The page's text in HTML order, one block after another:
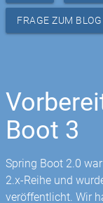
FRAGE ZUM
Boot 3
Spring Boot 2.0
2.x-Reihe und
veröffentlicht. Wir